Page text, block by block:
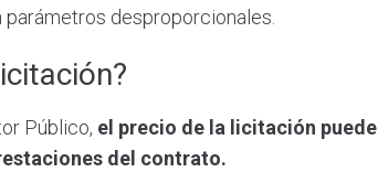
desproporcionales.
Público, el precio de la licitación puede
del contrato.